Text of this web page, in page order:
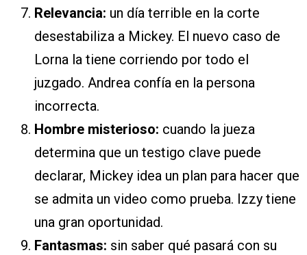
Relevancia: un día terrible en la corte
desestabiliza a Mickey. El nuevo caso de
Lorna la tiene corriendo por todo el
juzgado. Andrea confía en la persona
incorrecta.
Hombre misterioso: cuando la jueza
determina que un testigo clave puede
declarar, Mickey idea un plan para hacer que
se admita un video como prueba. Izzy tiene
una gran oportunidad.
Fantasmas: sin saber qué pasará con su